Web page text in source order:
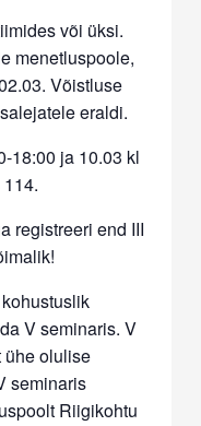
või üksi.
menetluspoole,
Võistluse
eraldi.
18:00 ja 10.03 kl
registreeri end III
kohustuslik
V seminaris. V
ühe olulise
seminaris
Riigikohtu